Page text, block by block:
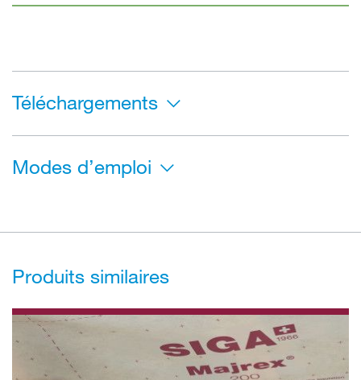
Téléchargements
Modes d’emploi
Produits similaires